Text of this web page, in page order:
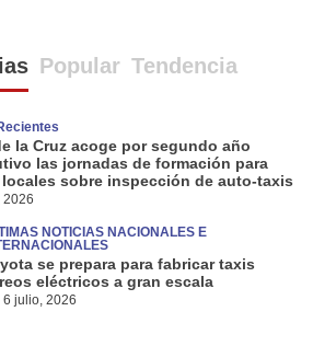
Popular Tendencia
la Cruz acoge por segundo año
las jornadas de formación para
sobre inspección de auto-taxis
2026
NOTICIAS NACIONALES E
se prepara para fabricar taxis
eléctricos a gran escala
6 julio, 2026